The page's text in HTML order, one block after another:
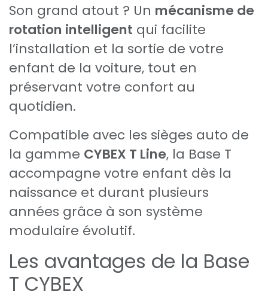
Son grand atout ? Un mécanisme de
rotation intelligent qui facilite
l’installation et la sortie de votre
enfant de la voiture, tout en
préservant votre confort au
quotidien.
Compatible avec les sièges auto de
la gamme CYBEX T Line, la Base T
accompagne votre enfant dès la
naissance et durant plusieurs
années grâce à son système
modulaire évolutif.
Les avantages de la Base
T CYBEX